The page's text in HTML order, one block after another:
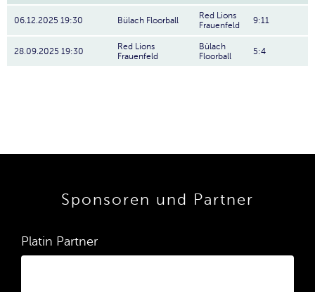
06.12.2025 19:30 Bülach Floorball
Red Lions
Frauenfeld
9:11
28.09.2025 19:30
Red Lions
Frauenfeld
Bülach
Floorball
5:4
Sponsoren und Partner
Platin Partner